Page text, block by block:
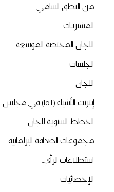
من النطق السامي
المشتريات
اللجان المختصة الموسعة
الجلسات
اللجان
إنترنت الأشياء (IoT) في مجلس الدوله
الخطط السنوية للجان
مجموعات الصداقة البرلمانية
استطلاعات الرأي
الإحصائيات